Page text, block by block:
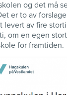
og det må
er to av
levert av fire
om en egen
for framtiden.